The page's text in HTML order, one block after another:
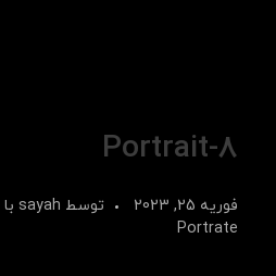
Portrait-8
فوریه 25, 2023 توسط sayah با
Portrate